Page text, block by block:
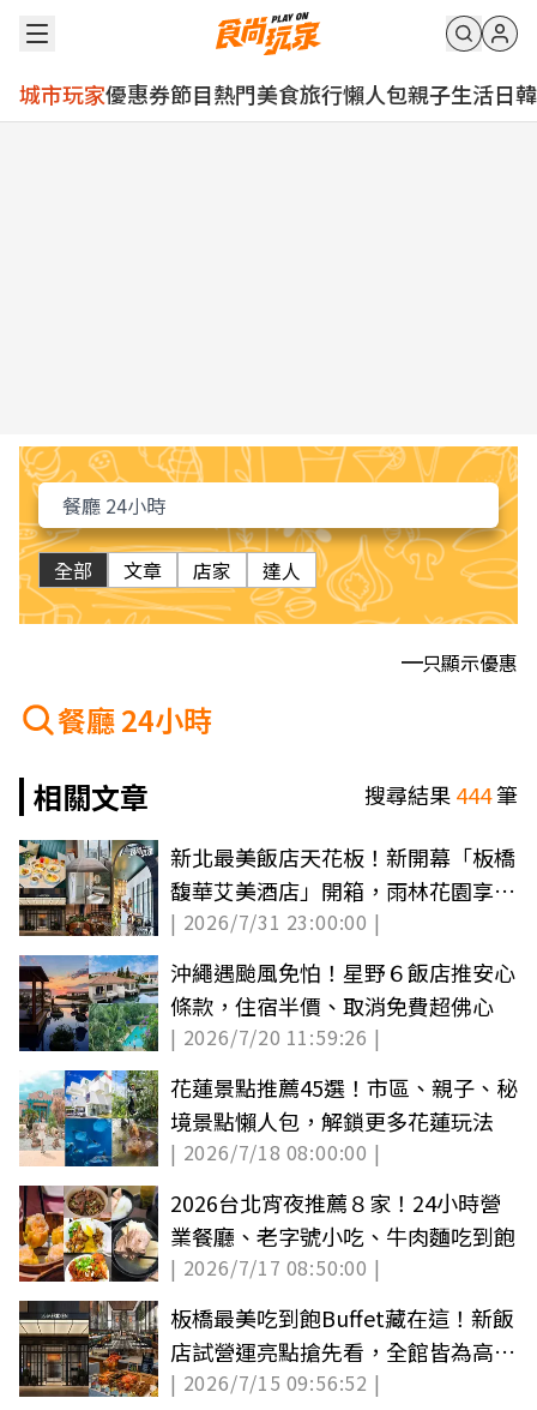
城市玩家優惠券節目熱門美食旅行懶人包親子生活日韓
全部 文章 店家 達人
只顯示優惠
餐廳 24小時
相關文章
搜尋結果444筆
新北最美飯店天花板！新開幕「板橋
馥華艾美酒店」開箱，雨林花園享受
吃到飽
| 2026/7/31 23:00:00 |
沖繩遇颱風免怕！星野６飯店推安心
條款，住宿半價、取消免費超佛心
| 2026/7/20 11:59:26 |
花蓮景點推薦45選！市區、親子、秘
境景點懶人包，解鎖更多花蓮玩法
| 2026/7/18 08:00:00 |
2026台北宵夜推薦８家！24小時營
業餐廳、老字號小吃、牛肉麵吃到飽
| 2026/7/17 08:50:00 |
板橋最美吃到飽Buffet藏在這！新飯
店試營運亮點搶先看，全館皆為高樓
景觀房
| 2026/7/15 09:56:52 |